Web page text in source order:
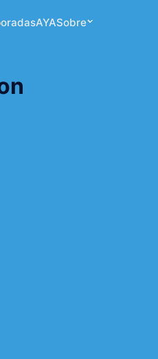
AYASobre